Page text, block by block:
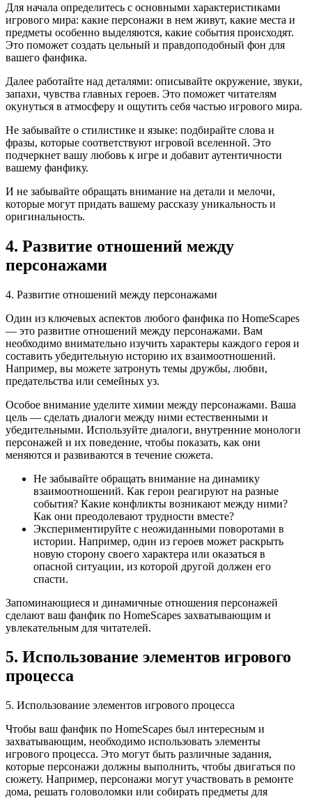
Для начала определитесь с основными характеристиками
игрового мира: какие персонажи в нем живут, какие места и
предметы особенно выделяются, какие события происходят.
Это поможет создать цельный и правдоподобный фон для
вашего фанфика.
Далее работайте над деталями: описывайте окружение, звуки,
запахи, чувства главных героев. Это поможет читателям
окунуться в атмосферу и ощутить себя частью игрового мира.
Не забывайте о стилистике и языке: подбирайте слова и
фразы, которые соответствуют игровой вселенной. Это
подчеркнет вашу любовь к игре и добавит аутентичности
вашему фанфику.
И не забывайте обращать внимание на детали и мелочи,
которые могут придать вашему рассказу уникальность и
оригинальность.
4. Развитие отношений между
персонажами
4. Развитие отношений между персонажами
Один из ключевых аспектов любого фанфика по HomeScapes
— это развитие отношений между персонажами. Вам
необходимо внимательно изучить характеры каждого героя и
составить убедительную историю их взаимоотношений.
Например, вы можете затронуть темы дружбы, любви,
предательства или семейных уз.
Особое внимание уделите химии между персонажами. Ваша
цель — сделать диалоги между ними естественными и
убедительными. Используйте диалоги, внутренние монологи
персонажей и их поведение, чтобы показать, как они
меняются и развиваются в течение сюжета.
Не забывайте обращать внимание на динамику
взаимоотношений. Как герои реагируют на разные
события? Какие конфликты возникают между ними?
Как они преодолевают трудности вместе?
Экспериментируйте с неожиданными поворотами в
истории. Например, один из героев может раскрыть
новую сторону своего характера или оказаться в
опасной ситуации, из которой другой должен его
спасти.
Запоминающиеся и динамичные отношения персонажей
сделают ваш фанфик по HomeScapes захватывающим и
увлекательным для читателей.
5. Использование элементов игрового
процесса
5. Использование элементов игрового процесса
Чтобы ваш фанфик по HomeScapes был интересным и
захватывающим, необходимо использовать элементы
игрового процесса. Это могут быть различные задания,
которые персонажи должны выполнить, чтобы двигаться по
сюжету. Например, персонажи могут участвовать в ремонте
дома, решать головоломки или собирать предметы для